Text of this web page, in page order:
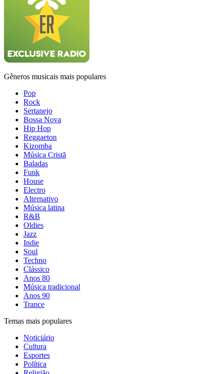
Gêneros musicais mais populares
Pop
Rock
Sertanejo
Bossa Nova
Hip Hop
Reggaeton
Kizomba
Música Cristã
Baladas
Funk
House
Electro
Alternativo
Música latina
R&B
Oldies
Jazz
Indie
Soul
Techno
Clássico
Anos 80
Música tradicional
Anos 90
Trance
Temas mais populares
Noticiário
Cultura
Esportes
Política